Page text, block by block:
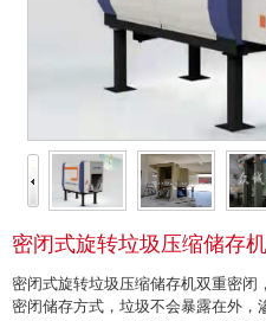
密闭式旋转垃圾压缩储存机
密闭式旋转垃圾压缩储存机双重密
密闭储存方式，垃圾不会暴露在外